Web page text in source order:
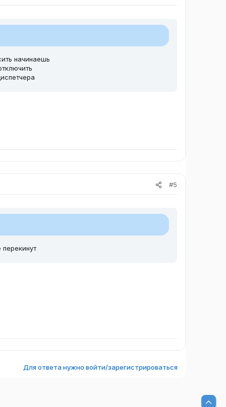
начинаешь
#5
Для ответа нужно войти/зарегистрироваться